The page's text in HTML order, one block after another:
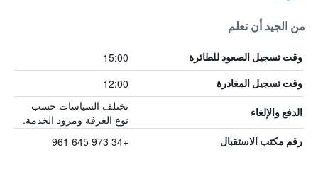
من الجيد أن تعلم
وقت تسجيل الصعود للطائرة 15:00
وقت تسجيل المغادرة 12:00
الدفع والإلغاء
تختلف السياسات حسب
نوع الغرفة ومزود الخدمة.
رقم مكتب الاستقبال +34 973 645 961